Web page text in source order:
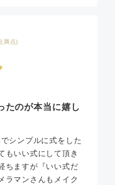
満点)
たのが本当に嬉し
シンプルに式をした
もいい式にして頂き
ちますが『いい式だ
ラマンさんもメイク